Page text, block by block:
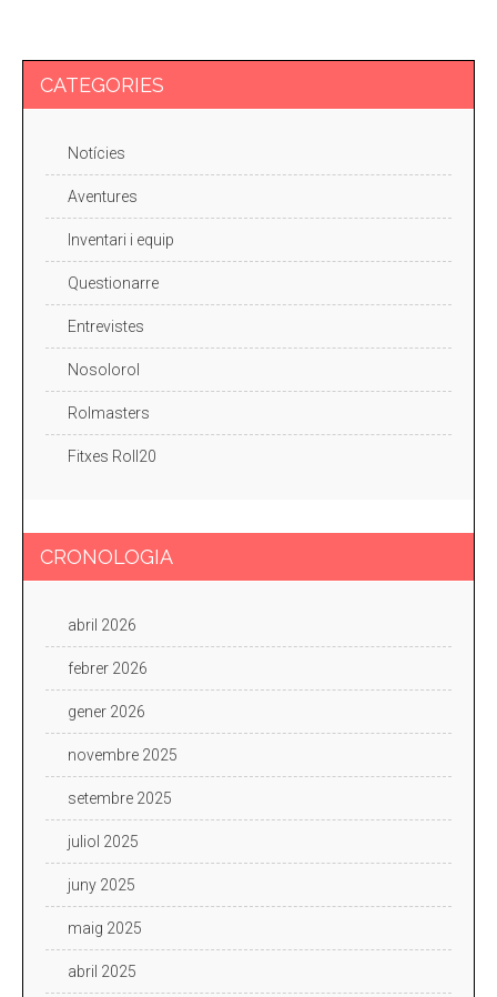
CATEGORIES
Notícies
Aventures
Inventari i equip
Questionarre
Entrevistes
Nosolorol
Rolmasters
Fitxes Roll20
CRONOLOGIA
abril 2026
febrer 2026
gener 2026
novembre 2025
setembre 2025
juliol 2025
juny 2025
maig 2025
abril 2025